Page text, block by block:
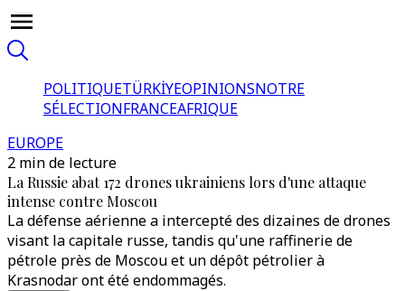
POLITIQUETÜRKİYEOPINIONSNOTRE
SÉLECTIONFRANCEAFRIQUE
EUROPE
2 min de lecture
La Russie abat 172 drones ukrainiens lors d'une attaque
intense contre Moscou
La défense aérienne a intercepté des dizaines de drones
visant la capitale russe, tandis qu'une raffinerie de
pétrole près de Moscou et un dépôt pétrolier à
Krasnodar ont été endommagés.